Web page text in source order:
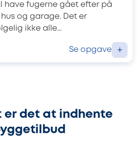
have fugerne gået efter på
og garage. Det er
ikke alle...
Se opgave +
er det at indhente